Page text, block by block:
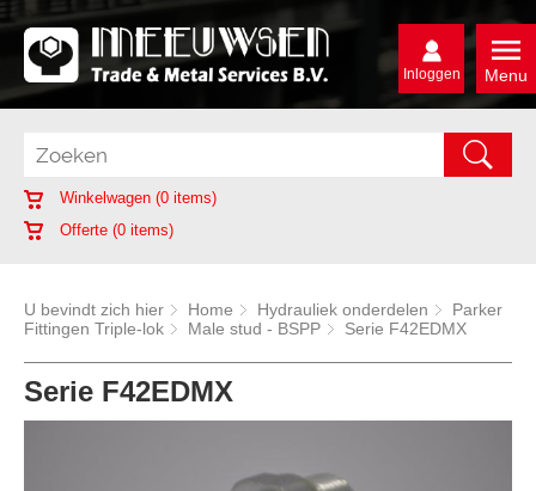
Menu
Inloggen
Winkelwagen (0 items)
Offerte (0 items)
U bevindt zich hier Home Hydrauliek onderdelen
Parker
Fittingen Triple-lok
Male stud - BSPP Serie F42EDMX
Serie F42EDMX